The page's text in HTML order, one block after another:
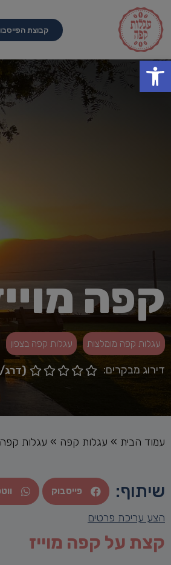
פתח סרגל נגישות
קבוצת
קפה
עגלות קפה מומלצות עגלות קפה בצפון
דירוג מבקרים: 



 (דרג/
עמוד הבית » עגלות קפה » עגלות
שיתוף: פייסבוק
הצע עריכת פרטים
קצת על קפה מוייז